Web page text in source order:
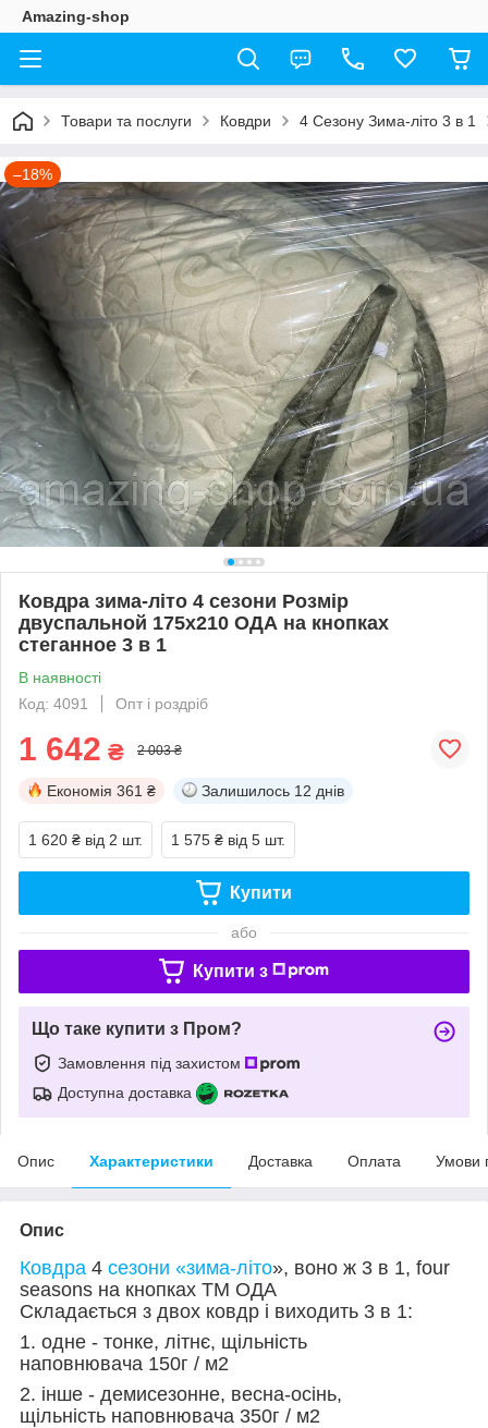
Amazing-shop
Товари та послуги Ковдри 4 Сезону Зима-літо 3 в 1
–18%
Ковдра зима-літо 4 сезони Розмір
двуспальной 175х210 ОДА на кнопках
стеганное 3 в 1
В наявності
Код: 4091
Опт і роздріб
1 642 ₴ 2 003 ₴
Економія 361 ₴ Залишилось 12 днів
1 620 ₴ від 2 шт. 1 575 ₴ від 5 шт.
Купити
або
Купити з
Що таке купити з Пром?
Замовлення під захистом
Доступна доставка
Опис Характеристики Доставка Оплата Умови
Опис
Ковдра 4 сезони «зима-літо», воно ж 3 в 1, four
seasons на кнопках ТМ ОДА
Складається з двох ковдр і виходить 3 в 1:
1. одне - тонке, літнє, щільність
наповнювача 150г / м2
2. інше - демисезонне, весна-осінь,
щільність наповнювача 350г / м2